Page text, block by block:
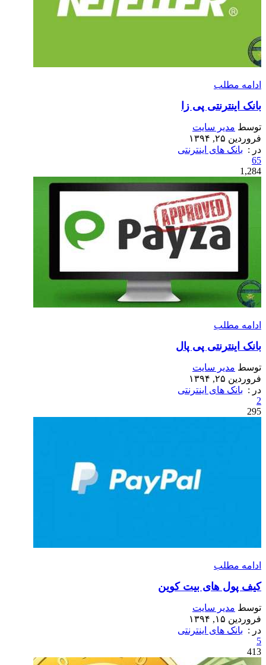
ادامه مطلب
بانک اینترنتی پی زا
توسط مدیر سایت
فروردین ۲۵, ۱۳۹۴
در : بانک های اینترنتی
65
1,284
ادامه مطلب
بانک اینترنتی پی پال
توسط مدیر سایت
فروردین ۲۵, ۱۳۹۴
در : بانک های اینترنتی
2
295
ادامه مطلب
کیف پول های بیت کوین
توسط مدیر سایت
فروردین ۱۵, ۱۳۹۴
در : بانک های اینترنتی
5
413